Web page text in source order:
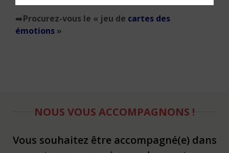
➡️Procurez-vous le « jeu de cartes des
émotions »
NOUS VOUS ACCOMPAGNONS !
Vous souhaitez être accompagné(e) dans